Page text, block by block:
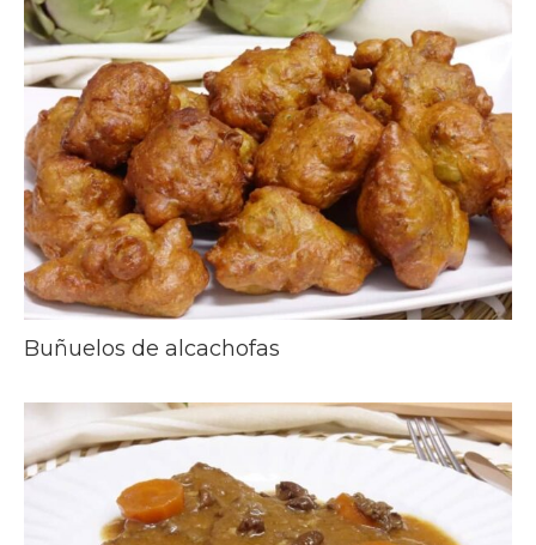
Buñuelos de alcachofas